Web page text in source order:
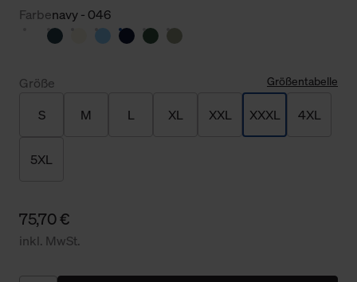
Farbenavy - 046
Größe Größentabelle
S M L XL XXL XXXL 4XL
5XL
75,70 €
inkl. MwSt.